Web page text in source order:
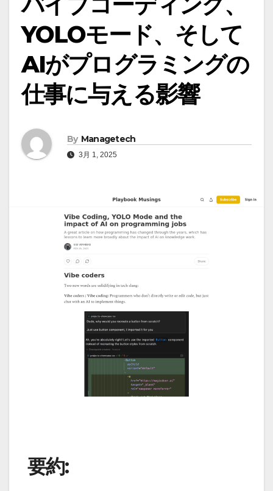
YOLOモード、そして
AIがプログラミングの
仕事に与える影響
By Managetech
3月 1, 2025
要約: